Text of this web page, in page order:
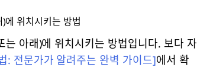
에 위치시키는 방법
아래)에 위치시키는 방법입니다. 보다 자
: 전문가가 알려주는 완벽 가이드]에서 확